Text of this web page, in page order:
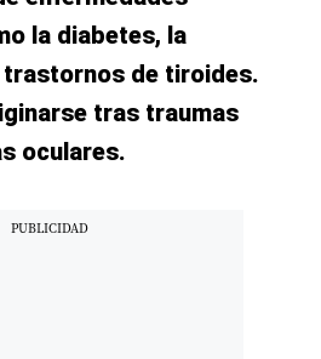
la diabetes, la
de tiroides.
tras traumas
oculares.